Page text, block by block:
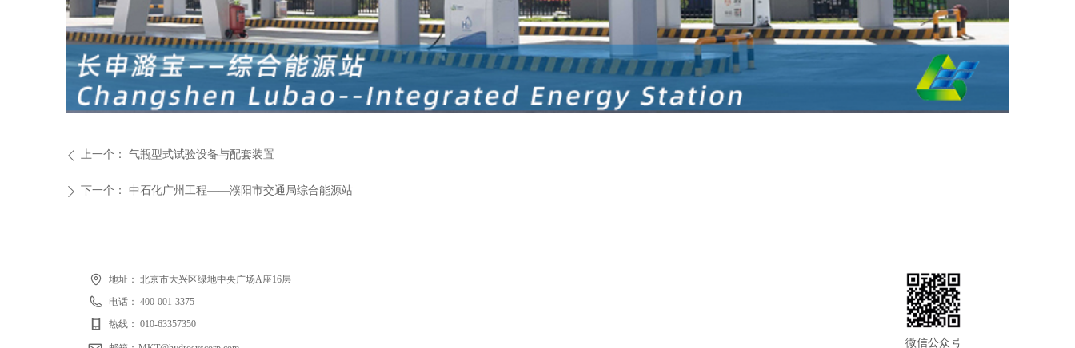
ꄴ 上一个： 气瓶型式试验设备与配套装置
ꄲ 下一个： 中石化广州工程——濮阳市交通局综合能源站
地址： 北京市大兴区绿地中央广场A座16层
电话： 400-001-3375
热线： 010-63357350
微信公众号